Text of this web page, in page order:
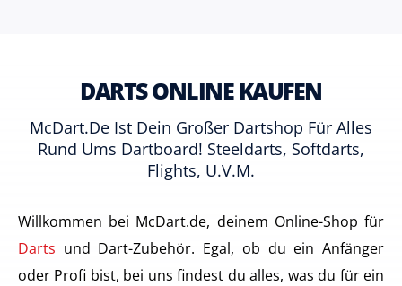
DARTS ONLINE KAUFEN
McDart.de Ist Dein Großer Dartshop Für Alles
Rund Ums Dartboard! Steeldarts, Softdarts,
Flights, U.v.m.
Willkommen bei McDart.de, deinem Online-Shop für
Darts und Dart-Zubehör. Egal, ob du ein Anfänger
oder Profi bist, bei uns findest du alles, was du für ein